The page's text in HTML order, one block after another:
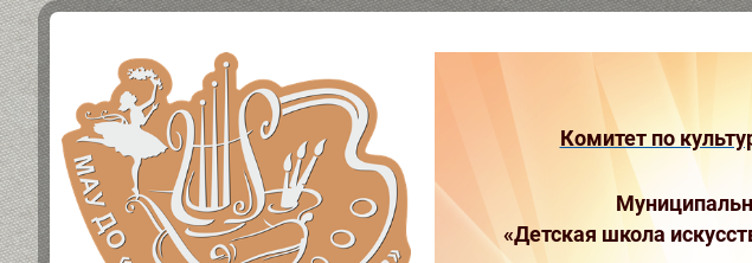
Комитет по
«Детская школа